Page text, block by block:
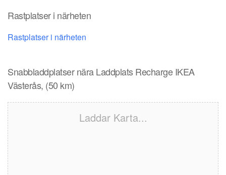
Rastplatser i närheten
Rastplatser i närheten
Snabbladdplatser nära Laddplats Recharge IKEA
Västerås, (50 km)
Laddar Karta...